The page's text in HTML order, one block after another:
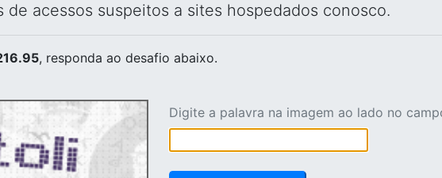
acessos suspeitos a sites hospedados conosco.
, responda ao desafio abaixo.
Digite a palavra na imagem ao lado no